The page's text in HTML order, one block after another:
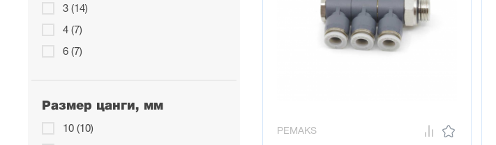
3 (14)
4 (7)
6 (7)
Размер цанги, мм
10 (10) PEMAKS